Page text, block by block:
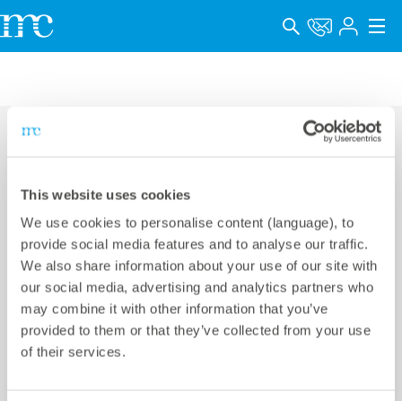
This website uses cookies
We use cookies to personalise content (language), to
provide social media features and to analyse our traffic.
We also share information about your use of our site with
our social media, advertising and analytics partners who
may combine it with other information that you’ve
provided to them or that they’ve collected from your use
of their services.
会社概要
キャリア
Language
インプリント
データプライバシー
メテオコントロールジャパン株式会社
KR GINZA II 6F,
2-15-2 Ginza, Chuo-ku,
Tokyo 104-0061, Japan
Phone +81 3 5990 5373
E-mail info@meteocontrol.jp